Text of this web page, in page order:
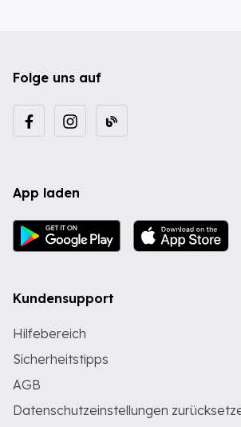
Folge uns auf
App laden
Kundensupport
Hilfebereich
Sicherheitstipps
AGB
Datenschutzeinstellungen